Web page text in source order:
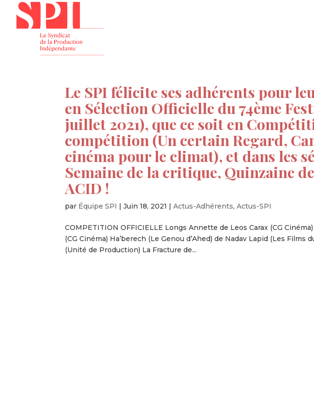
Le SPI félicite ses adhérents pour
en Sélection Officielle du 74ème
juillet 2021), que ce soit en
compétition (Un certain Regard,
cinéma pour le climat), et dans les
Semaine de la critique, Quinzaine
ACID !
par Équipe SPI |Juin 18, 2021 |Actus-Adhérents,Actus-SPI
COMPETITION OFFICIELLE Longs Annette de Leos Carax (CG
(CG Cinéma) Ha’berech (Le Genou d’Ahed) de Nadav Lapid (Les Films
(Unité de Production) La Fracture de...